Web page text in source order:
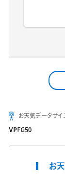
お天気データサ
VPFG50
お